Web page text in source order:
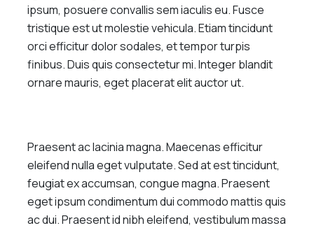
ipsum, posuere convallis sem iaculis eu. Fusce
tristique est ut molestie vehicula. Etiam tincidunt
orci efficitur dolor sodales, et tempor turpis
finibus. Duis quis consectetur mi. Integer blandit
ornare mauris, eget placerat elit auctor ut.
Praesent ac lacinia magna. Maecenas efficitur
eleifend nulla eget vulputate. Sed at est tincidunt,
feugiat ex accumsan, congue magna. Praesent
eget ipsum condimentum dui commodo mattis quis
ac dui. Praesent id nibh eleifend, vestibulum massa